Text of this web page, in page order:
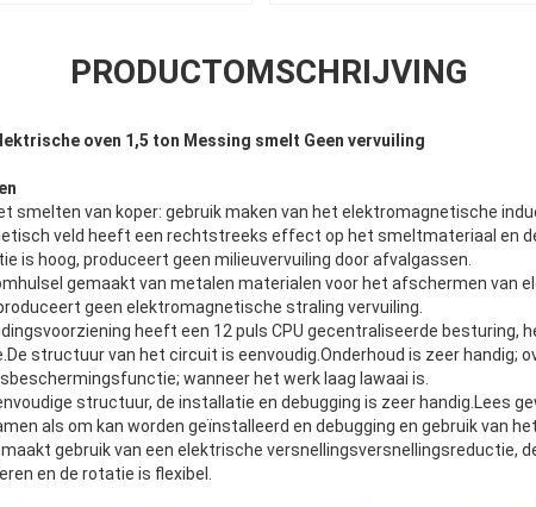
PRODUCTOMSCHRIJVING
oven 1,5 ton Messing smelt Geen vervuiling
smelten van koper: gebruik maken van het elektromagnetische
veld heeft een rechtstreeks effect op het smeltmateriaal en
is hoog, produceert geen milieuvervuiling door afvalgassen.
gemaakt van metalen materialen voor het afschermen van
geen elektromagnetische straling vervuiling.
heeft een 12 puls CPU gecentraliseerde besturing,
structuur van het circuit is eenvoudig.Onderhoud is zeer handig;
wanneer het werk laag lawaai is.
structuur, de installatie en debugging is zeer handig.Lees
als om kan worden geïnstalleerd en debugging en gebruik van
gebruik van een elektrische versnellingsversnellingsreductie,
en de rotatie is flexibel.